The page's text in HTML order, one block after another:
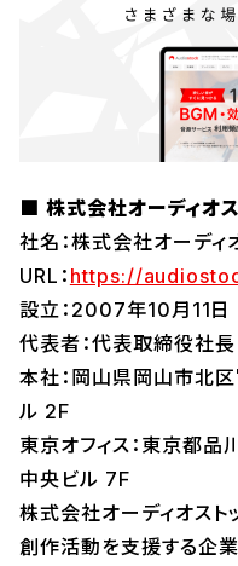
■ 株式会社オーディオ
社名：株式会社オーディ
URL： https://
設立：2007年10月11日
代表者：代表取締役社
本社：岡山県岡山市北
ル 2F
東京オフィス：東京都
中央ビル 7F
株式会社オーディオスト
創作活動を支援する企